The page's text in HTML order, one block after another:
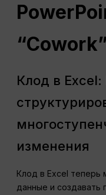
Клод в
изменения
Клод в Excel теперь
данные и создавать